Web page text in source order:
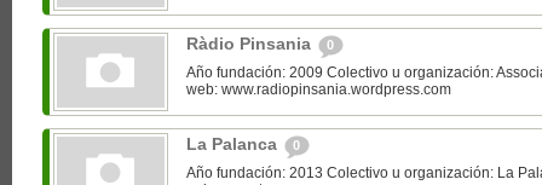
Ràdio Pinsania 0
Año fundación: 2009 Colectivo u organización:
web: www.radiopinsania.wordpress.com
La Palanca 0
Año fundación: 2013 Colectivo u organización: La